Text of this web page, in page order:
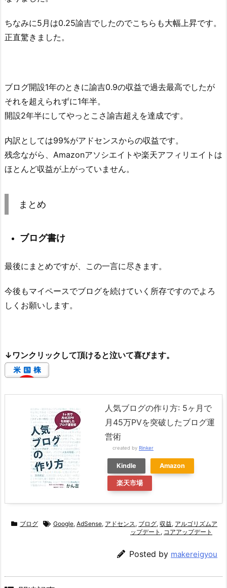
ちなみに5月は0.25諭吉でしたのでこちらも大幅上昇です。
正直驚きました。
ブログ開設1年のときに諭吉0.9の収益で過去最高でしたが
それを超えられずに1年半。
開設2年半にしてやっとこさ諭吉超えを達成です。
内訳としては99%がアドセンスからの収益です。
残念ながら、Amazonアソシエイトや楽天アフィリエイトは
ほとんど収益が上がっていません。
まとめ
ブログ書け
最後にまとめですが、この一言に尽きます。
今後もマイペースでブログを続けていく所存ですのでよろ
しくお願いします。
↓ワンクリックして頂けると泣いて喜びます。
人気ブログの作り方: 5ヶ月で
月45万PVを突破したブログ運
営術
created by Rinker
Kindle Amazon
楽天市場
ブログ Google, AdSense, アドセンス , ブログ, 収益, アルゴリズムア
ップデート , コアアップデート
Posted by makereigyou